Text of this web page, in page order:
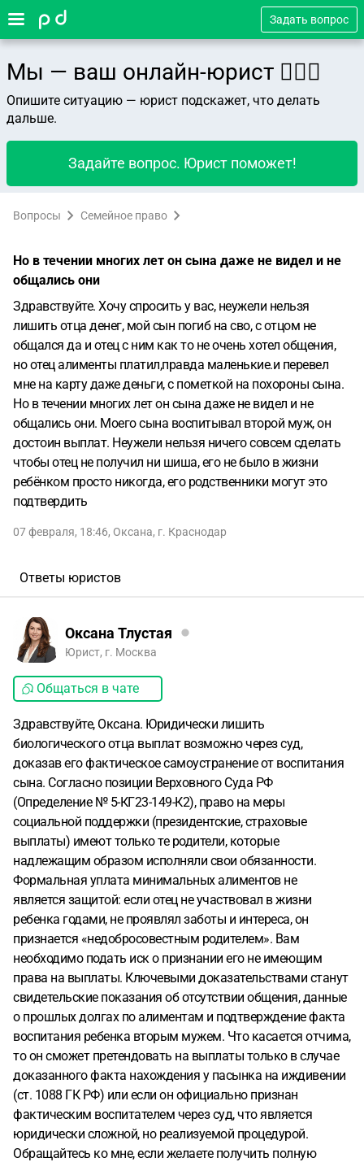
Задать вопрос
Мы — ваш онлайн-юрист 👨🏻‍⚖️
Опишите ситуацию — юрист подскажет, что делать
дальше.
Задайте вопрос. Юрист поможет!
Вопросы Семейное право
Но в течении многих лет он сына даже не видел и не
общались они
Здравствуйте. Хочу спросить у вас, неужели нельзя
лишить отца денег, мой сын погиб на сво, с отцом не
общался да и отец с ним как то не очень хотел общения,
но отец алименты платил,правда маленькие.и перевел
мне на карту даже деньги, с пометкой на похороны сына.
Но в течении многих лет он сына даже не видел и не
общались они. Моего сына воспитывал второй муж, он
достоин выплат. Неужели нельзя ничего совсем сделать
чтобы отец не получил ни шиша, его не было в жизни
ребёнком просто никогда, его родственники могут это
подтвердить
07 февраля, 18:46, Оксана, г. Краснодар
Ответы юристов
Оксана Тлустая
Юрист, г. Москва
Общаться в чате
Здравствуйте, Оксана. Юридически лишить
биологического отца выплат возможно через суд,
доказав его фактическое самоустранение от воспитания
сына. Согласно позиции Верховного Суда РФ
(Определение № 5-КГ23-149-К2), право на меры
социальной поддержки (президентские, страховые
выплаты) имеют только те родители, которые
надлежащим образом исполняли свои обязанности.
Формальная уплата минимальных алиментов не
является защитой: если отец не участвовал в жизни
ребенка годами, не проявлял заботы и интереса, он
признается «недобросовестным родителем». Вам
необходимо подать иск о признании его не имеющим
права на выплаты. Ключевыми доказательствами станут
свидетельские показания об отсутствии общения, данные
о прошлых долгах по алиментам и подтверждение факта
воспитания ребенка вторым мужем. Что касается отчима,
то он сможет претендовать на выплаты только в случае
доказанного факта нахождения у пасынка на иждивении
(ст. 1088 ГК РФ) или если он официально признан
фактическим воспитателем через суд, что является
юридически сложной, но реализуемой процедурой.
Обращайтесь ко мне, если желаете получить полную